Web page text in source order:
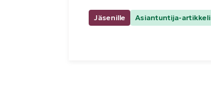
Jäsenille
Kategoriat:Asiantuntija-artikkeli